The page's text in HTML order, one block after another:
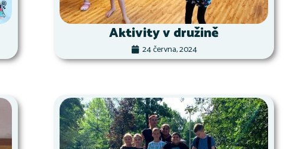
Aktivity v družině
24 června, 2024